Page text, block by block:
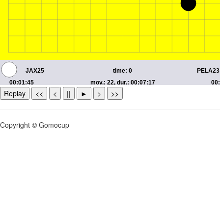
Replay << < || ► > >>
Copyright © Gomocup